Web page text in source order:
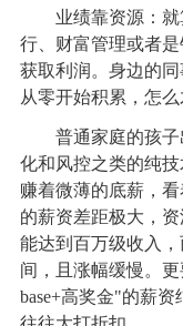
业绩靠资源：就
行、财富管理或者
获取利润。身边的
从零开始积累，怎
普通家庭的孩子
化和风控之类的纯
赚着微薄的底薪，
的薪资差距极大，
能达到百万级收入
间，且涨幅缓慢。
base+高奖金"的薪